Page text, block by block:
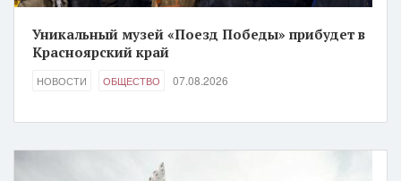
Уникальный музей «Поезд Победы» прибудет в
Красноярский край
НОВОСТИ ОБЩЕСТВО 07.08.2026